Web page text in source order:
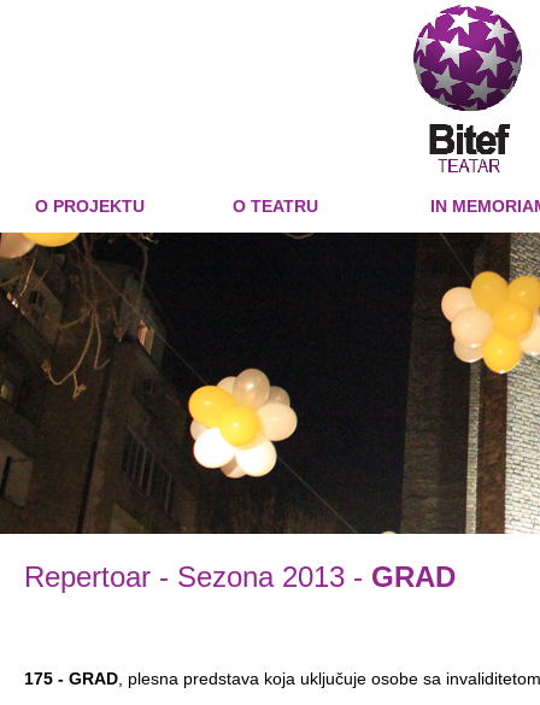
O PROJEKTU O TEATRU IN
Repertoar - Sezona 2013 - GRAD
175 - GRAD , plesna predstava koja uključuje osobe sa invaliditetom